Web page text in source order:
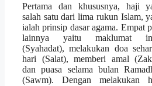
Pertama dan khususnya, haji
salah satu dari lima rukun Islam,
ialah prinsip dasar agama. Empat
lainnya yaitu maklumat
(Syahadat), melakukan doa
hari (Salat), memberi amal
dan puasa selama bulan
(Sawm). Dengan melakukan